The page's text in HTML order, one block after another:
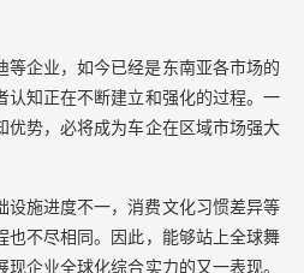
等企业，如今已经是东南亚各市场的
认知正在不断建立和强化的过程。一
优势，必将成为车企在区域市场强大
设施进度不一，消费文化习惯差异等
也不尽相同。因此，能够站上全球舞
企业全球化综合实力的又一表现。